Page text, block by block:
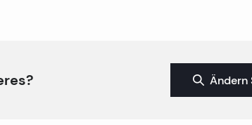
Ändern